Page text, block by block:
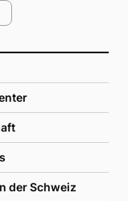
der Schweiz